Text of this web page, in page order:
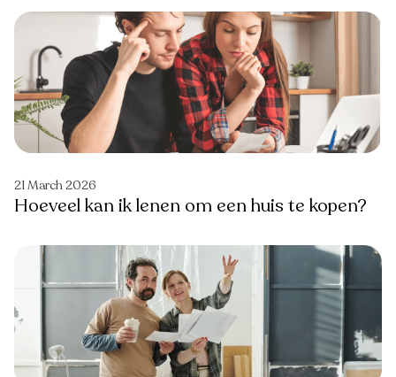
21 March 2026
Hoeveel kan ik lenen om een huis te kopen?